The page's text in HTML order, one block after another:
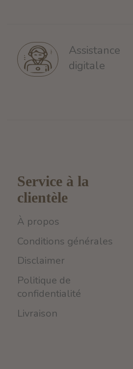
Assistance
digitale
Service à la
clientèle
À propos
Conditions générales
Disclaimer
Politique de
confidentialité
Livraison